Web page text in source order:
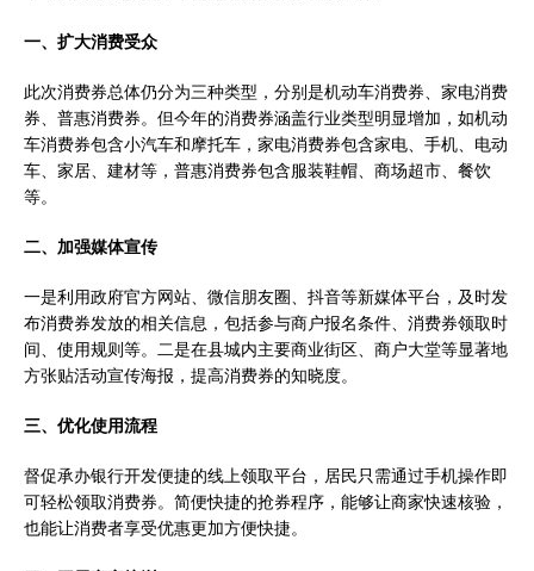
一、扩大消费受众
此次消费券总体仍分为三种类型，分别是机动车消费券、家电消费
券、普惠消费券。但今年的消费券涵盖行业类型明显增加，如机动
车消费券包含小汽车和摩托车，家电消费券包含家电、手机、电动
车、家居、建材等，普惠消费券包含服装鞋帽、商场超市、餐饮
等。
二、加强媒体宣传
一是利用政府官方网站、微信朋友圈、抖音等新媒体平台，及时发
布消费券发放的相关信息，包括参与商户报名条件、消费券领取时
间、使用规则等。二是在县城内主要商业街区、商户大堂等显著地
方张贴活动宣传海报，提高消费券的知晓度。
三、优化使用流程
督促承办银行开发便捷的线上领取平台，居民只需通过手机操作即
可轻松领取消费券。简便快捷的抢券程序，能够让商家快速核验，
也能让消费者享受优惠更加方便快捷。